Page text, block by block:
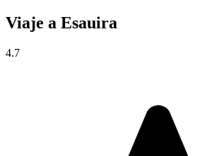
Viaje a Esauira
4.7